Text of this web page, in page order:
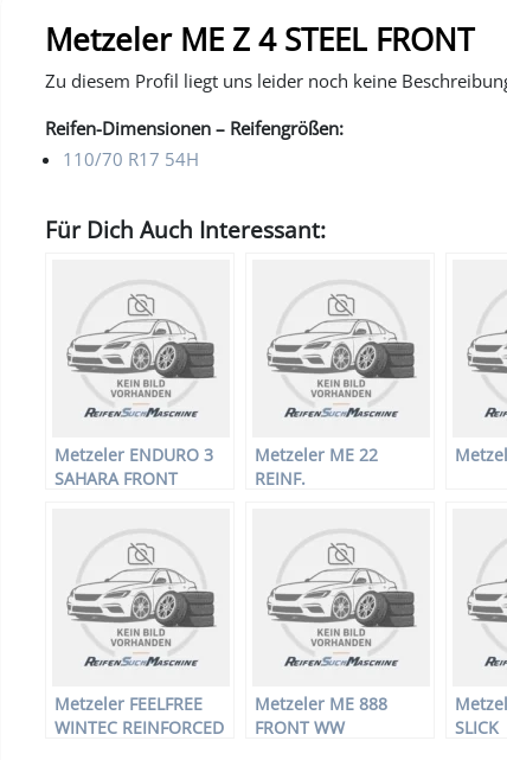
Metzeler ME Z 4 STEEL FRONT
Zu diesem Profil liegt uns leider noch keine
Reifen-Dimensionen – Reifengrößen:
110/70 R17 54H
Für Dich Auch Interessant:
Metzeler ENDURO 3
SAHARA FRONT
Metzeler ME 22
REINF.
Metzeler FEELFREE
WINTEC REINFORCED
Metzeler ME 888
FRONT WW
SLICK